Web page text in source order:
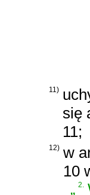
11)
się
11;
12) w
10
„2.